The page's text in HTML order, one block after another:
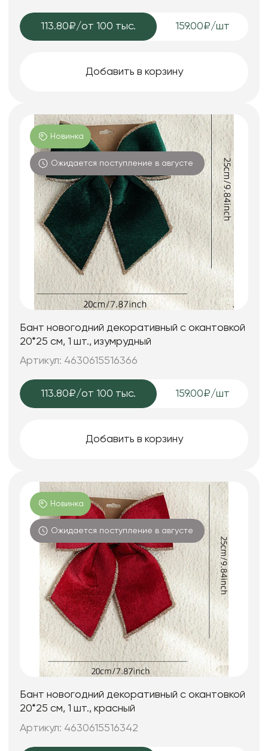
113.80₽/от 100 тыс. 159.00₽/шт
Добавить в корзину
Новинка
Ожидается поступление в августе
Бант новогодний декоративный с окантовкой
20*25 см, 1 шт., изумрудный
Артикул: 4630615516366
113.80₽/от 100 тыс. 159.00₽/шт
Добавить в корзину
Новинка
Ожидается поступление в августе
Бант новогодний декоративный с окантовкой
20*25 см, 1 шт., красный
Артикул: 4630615516342